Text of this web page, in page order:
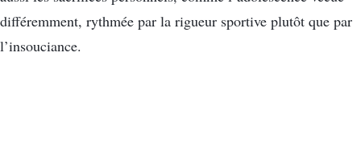
différemment, rythmée par la rigueur sportive plutôt que par
l’insouciance.